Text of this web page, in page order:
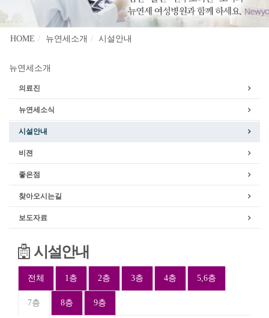
HOME 뉴연세소개 시설안내
뉴연세소개
의료진
뉴연세소식
시설안내
비젼
좋은점
찾아오시는길
보도자료
시설안내
전체 1층 2층 3층 4층 5,6층
7층 8층 9층